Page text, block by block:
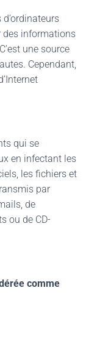
des informations
une source
Cependant,
qui se
en infectant les
les fichiers et
par
de
ou de CD-
comme